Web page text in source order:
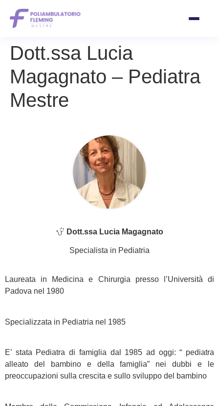
Dott.ssa Lucia
Magagnato – Pediatra
Mestre
Dott.ssa Lucia Magagnato
Specialista in Pediatria
Laureata in Medicina e Chirurgia presso l’Università di
Padova nel 1980
Specializzata in Pediatria nel 1985
E’ stata Pediatra di famiglia dal 1985 ad oggi: “ pediatra
alleato del bambino e della famiglia” nei dubbi e le
preoccupazioni sulla crescita e sullo sviluppo del bambino